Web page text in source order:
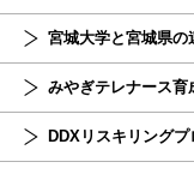
宮城大学と宮城県
みやぎテレナース
DDXリスキリング